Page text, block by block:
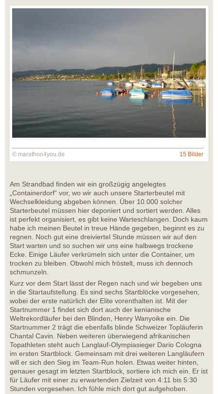
© marathon4you.de 15 Bilder
Am Strandbad finden wir ein großzügig angelegtes
„Containerdorf“ vor, wo wir auch unsere Starterbeutel mit
Wechselkleidung abgeben können. Über 10.000 solcher
Starterbeutel müssen hier deponiert und sortiert werden. Alles
ist perfekt organisiert, es gibt keine Warteschlangen. Doch kaum
habe ich meinen Beutel in treue Hände gegeben, beginnt es zu
regnen. Noch gut eine dreiviertel Stunde müssen wir auf den
Start warten und so suchen wir uns eine halbwegs trockene
Ecke. Einige Läufer verkrümeln sich unter die Container, um
trocken zu bleiben. Obwohl mich fröstelt, muss ich dennoch
schmunzeln.
Kurz vor dem Start lässt der Regen nach und wir begeben uns
in die Startaufstellung. Es sind sechs Startblöcke vorgesehen,
wobei der erste natürlich der Elite vorenthalten ist. Mit der
Startnummer 1 findet sich dort auch der kenianische
Weltrekordläufer bei den Blinden, Henry Wanyoike ein. Die
Startnummer 2 trägt die ebenfalls blinde Schweizer Topläuferin
Chantal Cavin. Neben weiteren überwiegend afrikanischen
Topathleten steht auch Langlauf-Olympiasieger Dario Cologna
im ersten Startblock. Gemeinsam mit drei weiteren Langläufern
will er sich den Sieg im Team-Run holen. Etwas weiter hinten,
genauer gesagt im letzten Startblock, sortiere ich mich ein. Er ist
für Läufer mit einer zu erwartenden Zielzeit von 4:11 bis 5:30
Stunden vorgesehen. Ich fühle mich dort gut aufgehoben.